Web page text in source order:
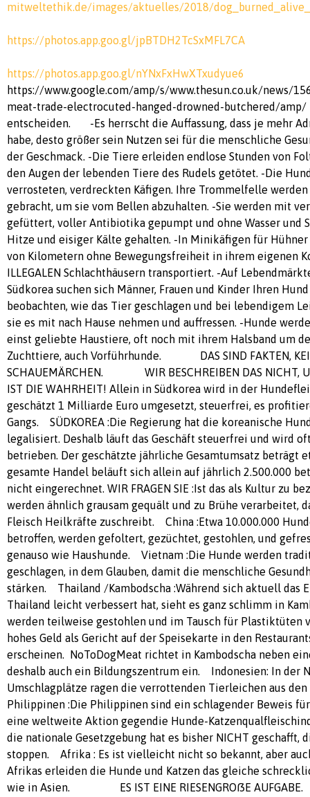
mitweltethik.de/images/aktuelles/2018/
https://photos.app.goo.gl/jpBTDH2TcSxMFL7CA
https://photos.app.goo.gl/nYNxFxHwXTxudyue6
https://www.google.com/amp/s/www.thesun.co.uk/news/
meat-trade-electrocuted-hanged-drowned-butchered/
entscheiden. -Es herrscht die Auffassung, dass je mehr
habe, desto größer sein Nutzen sei für die menschliche
der Geschmack. -Die Tiere erleiden endlose Stunden von
den Augen der lebenden Tiere des Rudels getötet. -Die
verrosteten, verdreckten Käfigen. Ihre Trommelfelle
gebracht, um sie vom Bellen abzuhalten. -Sie werden mit
gefüttert, voller Antibiotika gepumpt und ohne Wasser und
Hitze und eisiger Kälte gehalten. -In Minikäfigen für
von Kilometern ohne Bewegungsfreiheit in ihrem eigenen
ILLEGALEN Schlachthäusern transportiert. -Auf
Südkorea suchen sich Männer, Frauen und Kinder Ihren
beobachten, wie das Tier geschlagen und bei lebendigem
sie es mit nach Hause nehmen und auffressen. -Hunde
einst geliebte Haustiere, oft noch mit ihrem Halsband um
Zuchttiere, auch Vorführhunde. DAS SIND FAKTEN,
SCHAUEMÄRCHEN. WIR BESCHREIBEN DAS NICHT,
IST DIE WAHRHEIT! Allein in Südkorea wird in der
geschätzt 1 Milliarde Euro umgesetzt, steuerfrei, es
Gangs. SÜDKOREA :Die Regierung hat die koreanische
legalisiert. Deshalb läuft das Geschäft steuerfrei und wird
betrieben. Der geschätzte jährliche Gesamtumsatz beträgt
gesamte Handel beläuft sich allein auf jährlich 2.500.000
nicht eingerechnet. WIR FRAGEN SIE :Ist das als Kultur zu
werden ähnlich grausam gequält und zu Brühe verarbeitet,
Fleisch Heilkräfte zuschreibt. China :Etwa 10.000.000
betroffen, werden gefoltert, gezüchtet, gestohlen, und
genauso wie Haushunde. Vietnam :Die Hunde werden
geschlagen, in dem Glauben, damit die menschliche
stärken. Thailand /Kambodscha :Während sich aktuell das
Thailand leicht verbessert hat, sieht es ganz schlimm in
werden teilweise gestohlen und im Tausch für Plastiktüten
hohes Geld als Gericht auf der Speisekarte in den
erscheinen. NoToDogMeat richtet in Kambodscha neben
deshalb auch ein Bildungszentrum ein. Indonesien: In der
Umschlagplätze ragen die verrottenden Tierleichen aus
Philippinen :Die Philippinen sind ein schlagender Beweis
eine weltweite Aktion gegendie Hunde-
die nationale Gesetzgebung hat es bisher NICHT geschafft,
stoppen. Afrika : Es ist vielleicht nicht so bekannt, aber
Afrikas erleiden die Hunde und Katzen das gleiche
wie in Asien. ES IST EINE RIESENGROßE AUFGABE.